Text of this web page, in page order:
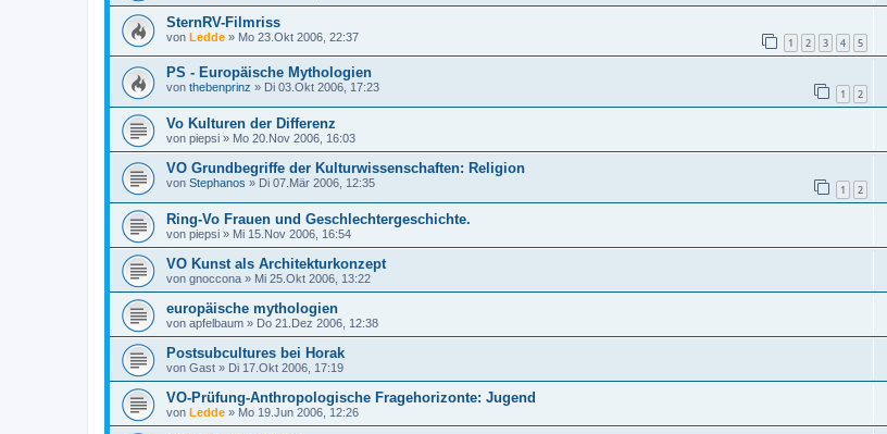
SternRV-Filmriss
von Ledde » Mo 23.Okt 2006, 22:37 1 2 3 4 5
PS - Europäische Mythologien
von thebenprinz » Di 03.Okt 2006, 17:23 1 2
Vo Kulturen der Differenz
von piepsi » Mo 20.Nov 2006, 16:03
VO Grundbegriffe der Kulturwissenschaften: Religion
von Stephanos » Di 07.Mär 2006, 12:35 1 2
Ring-Vo Frauen und Geschlechtergeschichte.
von piepsi » Mi 15.Nov 2006, 16:54
VO Kunst als Architekturkonzept
von gnoccona » Mi 25.Okt 2006, 13:22
europäische mythologien
von apfelbaum » Do 21.Dez 2006, 12:38
Postsubcultures bei Horak
von Gast » Di 17.Okt 2006, 17:19
VO-Prüfung-Anthropologische Fragehorizonte: Jugend
von Ledde » Mo 19.Jun 2006, 12:26